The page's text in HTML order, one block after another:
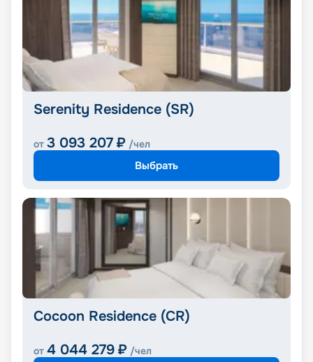
Serenity Residence (SR)
от 3 093 207 ₽ /чел
Выбрать
Cocoon Residence (CR)
от 4 044 279 ₽ /чел